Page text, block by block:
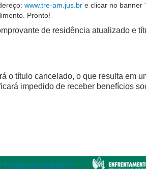
www.tre-am.jus.br e clicar no banner
Pronto!
de residência atualizado e
o título cancelado, o que resulta em
impedido de receber benefícios